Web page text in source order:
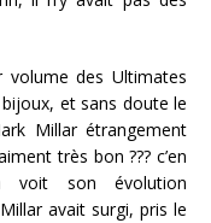
des Ultimates
et sans doute le
Millar étrangement
très bon ??? c’en
voit son évolution
avait surgi, pris le